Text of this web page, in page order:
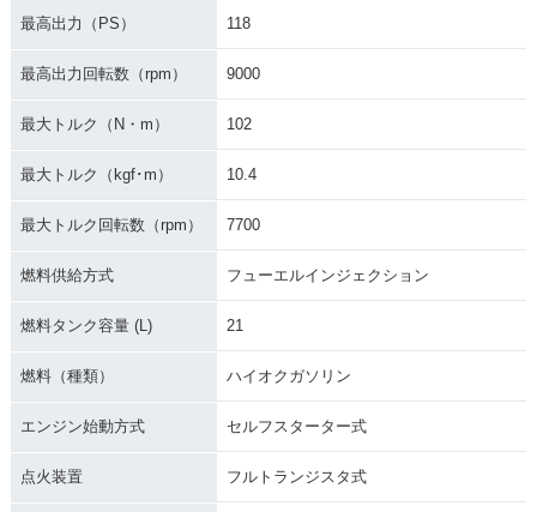
最高出力（PS） 118
最高出力回転数（rpm） 9000
最大トルク（N・m） 102
最大トルク（kgf･m） 10.4
最大トルク回転数（rpm） 7700
燃料供給方式 フューエルインジェクション
燃料タンク容量 (L) 21
燃料（種類） ハイオクガソリン
エンジン始動方式 セルフスターター式
点火装置 フルトランジスタ式